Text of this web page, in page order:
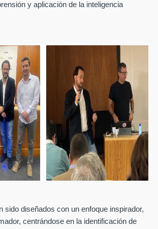
y aplicación de la inteligencia
sido diseñados con un enfoque inspirador,
centrándose en la identificación de